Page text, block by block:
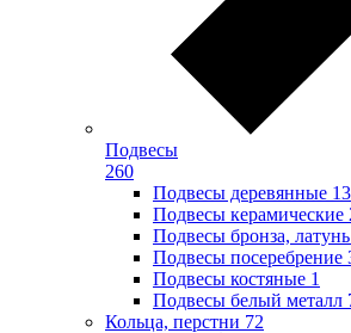
Подвесы
260
Подвесы деревянные 13
Подвесы керамические
Подвесы бронза, латунь
Подвесы посеребрение
Подвесы костяные 1
Подвесы белый металл
Кольца, перстни 72